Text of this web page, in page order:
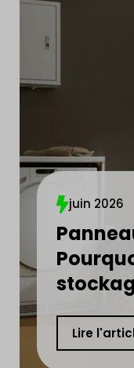
juin 2026
Lire